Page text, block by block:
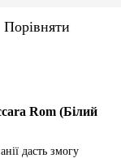
Порівняти
Rom (Білий
дасть змогу